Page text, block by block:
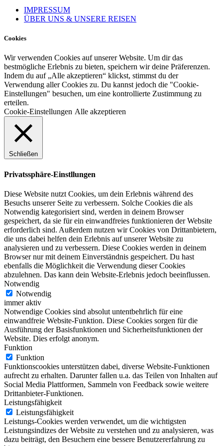
IMPRESSUM
ÜBER UNS & UNSERE REISEN
Cookies
Wir verwenden Cookies auf unserer Website. Um dir das
bestmögliche Erlebnis zu bieten, speichern wir deine Präferenzen.
Indem du auf „Alle akzeptieren“ klickst, stimmst du der
Verwendung aller Cookies zu. Du kannst jedoch die "Cookie-
Einstellungen" besuchen, um eine kontrollierte Zustimmung zu
erteilen.
Cookie-Einstellungen Alle akzeptieren
Schließen
Privatssphäre-Einstllungen
Diese Website nutzt Cookies, um dein Erlebnis während des
Besuchs unserer Seite zu verbessern. Solche Cookies die als
Notwendig kategorisiert sind, werden in deinem Browser
gespeichert, da sie für ein einwandfreies funktionieren der Website
erforderlich sind. Außerdem nutzen wir Cookies von Drittanbietern,
die uns dabei helfen dein Erlebnis auf unserer Website zu
analysieren und zu verbessern. Diese Cookies werden in deinem
Browser nur mit deinem Einverständnis gespeichert. Du hast
ebenfalls die Möglichkeit die Verwendung dieser Cookies
abzulehnen. Das kann dein Website-Erlebnis jedoch beeinflussen.
Notwendig
Notwendig
immer aktiv
Notwendige Cookies sind absolut untentbehrlich für eine
einwandfreie Website-Funktion. Diese Cookies sorgen für die
Ausführung der Basisfunktionen und Sicherheitsfunktionen der
Website. Dies erfolgt anonym.
Funktion
Funktion
Funktionscookies unterstützen dabei, diverse Website-Funktionen
aufrecht zu erhalten. Darunter fallen u.a. das Teilen von Inhalten auf
Social Media Plattformen, Sammeln von Feedback sowie weitere
Drittanbieter-Funktionen.
Leistungsfähigkeit
Leistungsfähigkeit
Leistungs-Cookies werden verwendet, um die wichtigsten
Leistungsindizes der Website zu verstehen und zu analysieren, was
dazu beiträgt, den Besuchern eine bessere Benutzererfahrung zu